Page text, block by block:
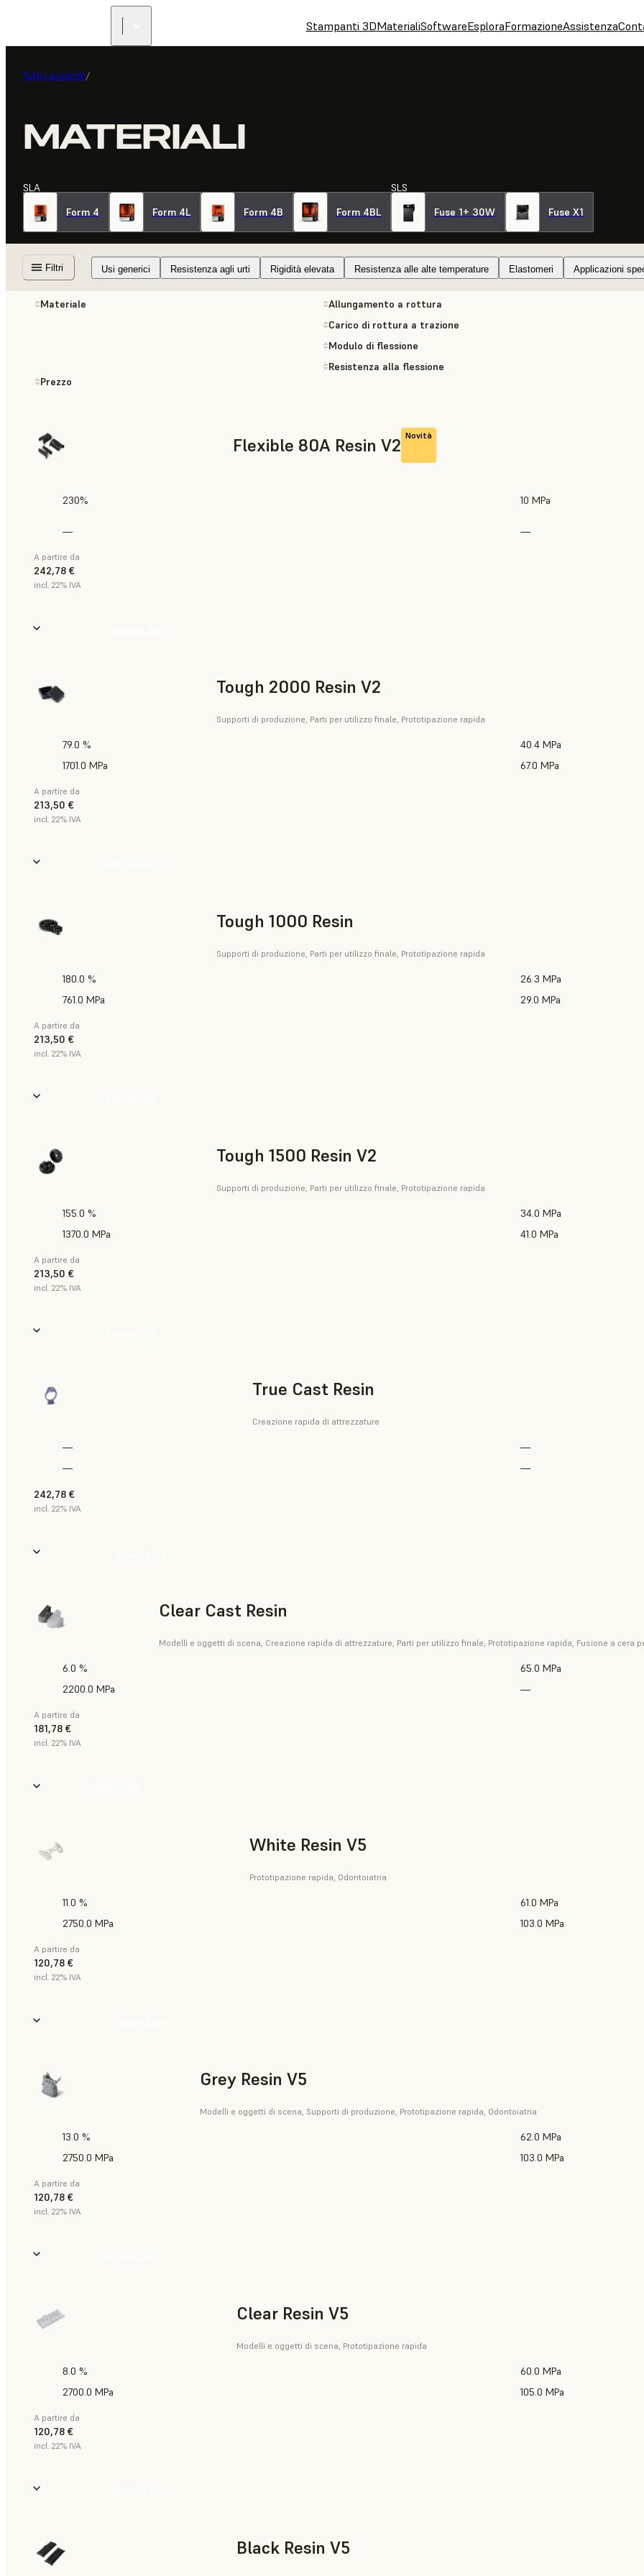
Stampanti 3DMaterialiSoftwareEsploraFormazioneAssistenza
Tutti i prodotti/
MATERIALI
SLA
Form 4
Form 4L Form 4B Form 4BL
SLS
Fuse 1+ 30W
Fuse X1
Filtri Usi generici Resistenza agli urti Rigidità elevata Resistenza alle alte temperature Elastomeri Applicazioni
Materiale
Allungamento a rottura
Carico di rottura a trazione
Modulo di flessione
Resistenza alla flessione
Prezzo
Flexible 80A Resin V2 Novità
A partire da
242,78 €
incl. 22% IVA
230% 10 MPa
— —
Tough 2000 Resin V2
Supporti di produzione, Parti per utilizzo finale, Prototipazione rapida
A partire da
213,50 €
incl. 22% IVA
79.0 %
40.4 MPa
1701.0 MPa
67.0 MPa
Tough 1000 Resin
Supporti di produzione, Parti per utilizzo finale, Prototipazione rapida
A partire da
213,50 €
incl. 22% IVA
180.0 %
26.3 MPa
761.0 MPa
29.0 MPa
Tough 1500 Resin V2
Supporti di produzione, Parti per utilizzo finale, Prototipazione rapida
A partire da
213,50 €
incl. 22% IVA
155.0 %
34.0 MPa
1370.0 MPa
41.0 MPa
True Cast Resin
Creazione rapida di attrezzature
242,78 €
incl. 22% IVA
—
—
—
—
Clear Cast Resin
Modelli e oggetti di scena, Creazione rapida di attrezzature, Parti per utilizzo finale, Prototipazione rapida, Fusione a cera
A partire da
181,78 €
incl. 22% IVA
6.0 %
65.0 MPa
2200.0 MPa
—
White Resin V5
Prototipazione rapida, Odontoiatria
A partire da
120,78 €
incl. 22% IVA
11.0 %
61.0 MPa
2750.0 MPa
103.0 MPa
Grey Resin V5
Modelli e oggetti di scena, Supporti di produzione, Prototipazione rapida, Odontoiatria
A partire da
120,78 €
incl. 22% IVA
13.0 %
62.0 MPa
2750.0 MPa
103.0 MPa
Clear Resin V5
Modelli e oggetti di scena, Prototipazione rapida
A partire da
120,78 €
incl. 22% IVA
8.0 %
60.0 MPa
2700.0 MPa
105.0 MPa
Black Resin V5